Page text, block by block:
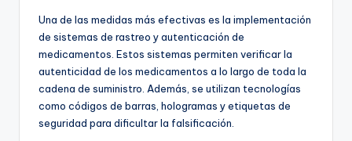
Una de las medidas más efectivas es la implementación
de sistemas de rastreo y autenticación de
medicamentos. Estos sistemas permiten verificar la
autenticidad de los medicamentos a lo largo de toda la
cadena de suministro. Además, se utilizan tecnologías
como códigos de barras, hologramas y etiquetas de
seguridad para dificultar la falsificación.